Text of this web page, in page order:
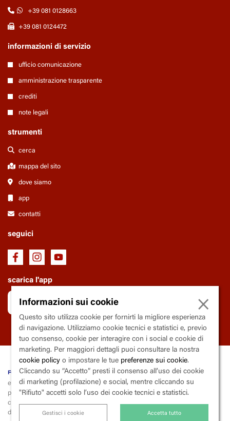
+39 081 0128663
+39 081 0124472
informazioni di servizio
ufficio comunicazione
amministrazione trasparente
crediti
note legali
strumenti
cerca
mappa del sito
dove siamo
app
contatti
seguici
scarica l'app
fondazione Trianon Viviani
ente soggetto al controllo e la vigilanza della Regione Campania
piazzaVincenzoCalenda, 9 - 80139 Napoli
codice fiscale 80015000633 | partita iva 03600290633 | codice
destinatario X2PH38J
Informazioni sui cookie ×
Questo sito utilizza cookie per fornirti la migliore esperienza
di navigazione. Utilizziamo cookie tecnici e statistici e, previo
tuo consenso, cookie per interagire con i social e cookie di
marketing. Per maggiori dettagli puoi consultare la nostra
cookie policy o impostare le tue preferenze sui cookie.
Cliccando su “Accetto” presti il consenso all’uso dei cookie
di marketing (profilazione) e social, mentre cliccando su
"Rifiuto" accetti solo l’uso dei cookie tecnici e statistici.
Gestisci i cookie Accetta tutto